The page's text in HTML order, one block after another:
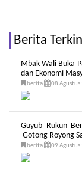
Berita
Mbak Wali Buka
dan Ekonomi
berita 08 Agustus
Guyub Rukun
Gotong Royong
berita 09 Agustus